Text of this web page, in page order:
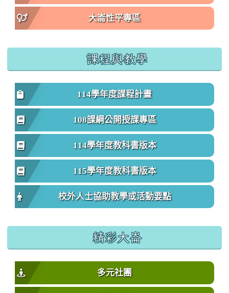
大崙性平專區
課程與教學
114學年度課程計畫
108課綱公開授課專區
114學年度教科書版本
115學年度教科書版本
校外人士協助教學或活動要點
精彩大崙
多元社團